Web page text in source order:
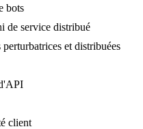
bots
de service distribué
et distribuées
client